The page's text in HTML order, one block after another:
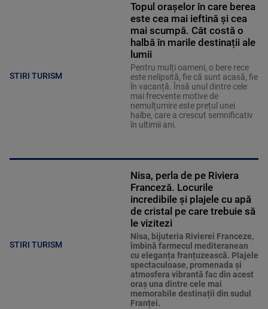
STIRI TURISM
Topul orașelor în care berea
este cea mai ieftină și cea
mai scumpă. Cât costă o
halbă în marile destinații ale
lumii
Pentru mulți oameni, o bere rece
este nelipsită, fie că sunt acasă, fie
în vacanță. Însă unul dintre cele
mai frecvente motive de
nemulțumire este prețul unei
halbe, care a crescut semnificativ
în ultimii ani.
STIRI TURISM
Nisa, perla de pe Riviera
Franceză. Locurile
incredibile și plajele cu apă
de cristal pe care trebuie să
le vizitezi
Nisa, bijuteria Rivierei Franceze,
îmbină farmecul mediteranean
cu eleganța franțuzească. Plajele
spectaculoase, promenada și
atmosfera vibrantă fac din acest
oraș una dintre cele mai
memorabile destinații din sudul
Franței.